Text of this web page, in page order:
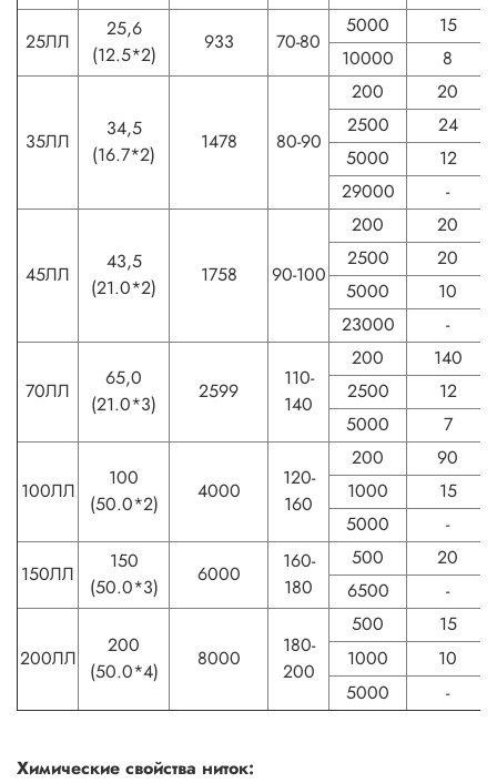
25ЛЛ
25,6
(12.5*2)
933 70-80
5000
15
10000
8
35ЛЛ
34,5
(16.7*2)
1478 80-90
200
20
2500
24
5000
12
29000
-
45ЛЛ
43,5
(21.0*2)
1758 90-100
200
20
2500
20
5000
10
23000
-
70ЛЛ
65,0
(21.0*3)
2599
110-
140
200
140
2500
12
5000
7
100ЛЛ
100
(50.0*2)
4000
120-
160
200
90
1000
15
5000
-
150ЛЛ
150
(50.0*3)
6000
160-
180
500
20
6500
-
200ЛЛ
200
(50.0*4)
8000
180-
200
500
15
1000
10
5000
-
Химические свойства ниток: